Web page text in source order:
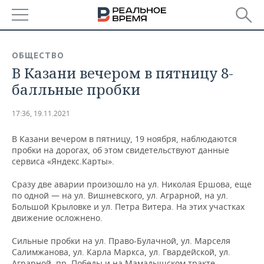
БАШКОРТОСТАН
ТАТАРСТАН
НОВОСТИ
АНАЛИТИКА
ДЕКЛАРАЦИИ О ДОХОДАХ
ВУЗЫ ТАТАРСТАНА
ТОРГОВЫЕ ЦЕНТРЫ
ТАТАРСТАНА
НОВОСТИ ЭКОНОМИКИ
БАНКИ
ИНВЕСТИЦИИ
ПРОМЫШЛЕННОСТЬ
ПРОМЫШЛЕННОСТИ
АГРОПРОМ
МАШИНОСТРОЕНИЕ
НОВОСТИ НЕДВИЖИМОСТИ
АВТО
НОВОСТИ БИЗНЕСА
ТЕХНОЛОГИИ
ОБЩЕСТВО
В Казани вечером в пятницу 8-
балльные пробки
17:36, 19.11.2021
В Казани вечером в пятницу, 19 ноября, наблюдаются
пробки на дорогах, об этом свидетельствуют данные
сервиса «Яндекс.Карты».
Сразу две аварии произошло на ул. Николая Ершова, еще
по одной — на ул. Вишневского, ул. Аграрной, на ул.
Большой Крыловке и ул. Петра Витера. На этих участках
движение осложнено.
Сильные пробки на ул. Право-Булачной, ул. Марселя
Салимжанова, ул. Карла Маркса, ул. Гвардейской, ул.